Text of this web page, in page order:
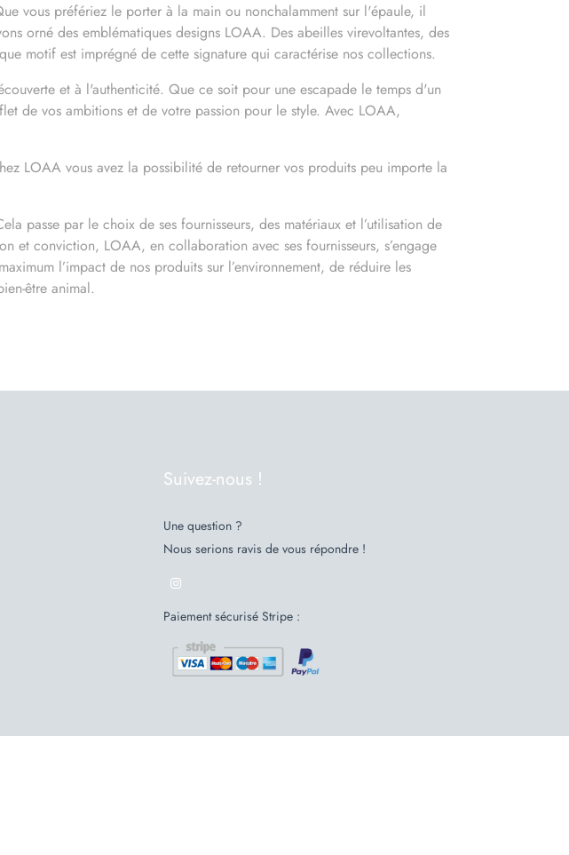
vous préfériez le porter à la main ou nonchalamment sur l'épaule, il
orné des emblématiques designs LOAA. Des abeilles virevoltantes, des
motif est imprégné de cette signature qui caractérise nos collections.
et à l'authenticité. Que ce soit pour une escapade le temps d'un
de vos ambitions et de votre passion pour le style. Avec LOAA,
LOAA vous avez la possibilité de retourner vos produits peu importe la
passe par le choix de ses fournisseurs, des matériaux et l’utilisation de
et conviction, LOAA, en collaboration avec ses fournisseurs, s’engage
l’impact de nos produits sur l’environnement, de réduire les
être animal.
Suivez-nous !
Une question ?
Nous serions ravis de vous répondre !
Paiement sécurisé Stripe :